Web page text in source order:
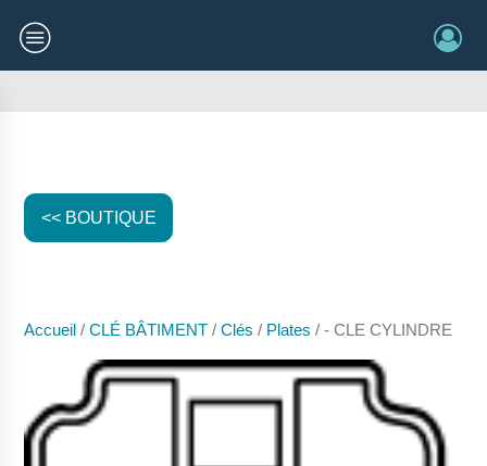
<< BOUTIQUE
Accueil /CLÉ BÂTIMENT /Clés / Plates / - CLE CYLINDRE